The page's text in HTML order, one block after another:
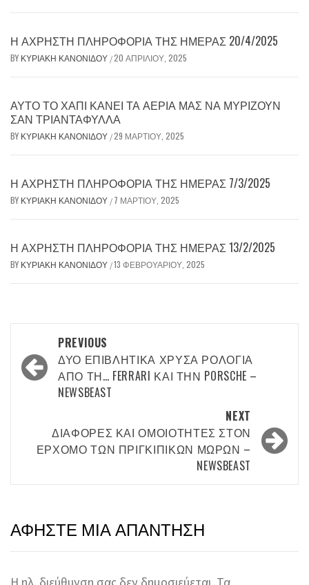
Η ΆΧΡΗΣΤΗ ΠΛΗΡΟΦΟΡΊΑ ΤΗΣ ΗΜΈΡΑΣ 20/4/2025
BY ΚΥΡΙΑΚΉ ΚΑΝΟΝΊΔΟΥ /20 ΑΠΡΙΛΊΟΥ, 2025
ΑΥΤΌ ΤΟ ΧΆΠΙ ΚΆΝΕΙ ΤΑ ΑΈΡΙΆ ΜΑΣ ΝΑ ΜΥΡΊΖΟΥΝ
ΣΑΝ ΤΡΙΑΝΤΆΦΥΛΛΑ
BY ΚΥΡΙΑΚΉ ΚΑΝΟΝΊΔΟΥ /29 ΜΑΡΤΊΟΥ, 2025
Η ΆΧΡΗΣΤΗ ΠΛΗΡΟΦΟΡΊΑ ΤΗΣ ΗΜΈΡΑΣ 7/3/2025
BY ΚΥΡΙΑΚΉ ΚΑΝΟΝΊΔΟΥ / 7 ΜΑΡΤΊΟΥ, 2025
Η ΆΧΡΗΣΤΗ ΠΛΗΡΟΦΟΡΊΑ ΤΗΣ ΗΜΈΡΑΣ 13/2/2025
BY ΚΥΡΙΑΚΉ ΚΑΝΟΝΊΔΟΥ /13 ΦΕΒΡΟΥΑΡΊΟΥ, 2025
navigation
PREVIOUS
ΔΎΟ ΕΠΙΒΛΗΤΙΚΆ ΧΡΥΣΆ ΡΟΛΌΓΙΑ
ΑΠΌ ΤΗ… FERRARI ΚΑΙ ΤΗΝ PORSCHE –
NEWSBEAST
NEXT
ΔΙΑΦΟΡΈΣ ΚΑΙ ΟΜΟΙΌΤΗΤΕΣ ΣΤΟΝ
ΕΡΧΟΜΌ ΤΩΝ ΠΡΙΓΚΙΠΙΚΏΝ ΜΩΡΏΝ –
NEWSBEAST
ΑΦΉΣΤΕ ΜΙΑ ΑΠΆΝΤΗΣΗ
Η ηλ. διεύθυνση σας δεν δημοσιεύεται. Τα